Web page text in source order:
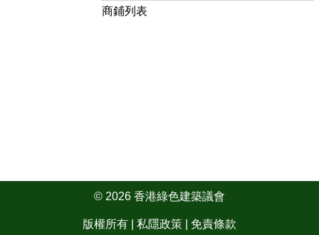
商鋪列表
© 2026 香港綠色建築議會
版權所有 | 私隱政策 免責條款